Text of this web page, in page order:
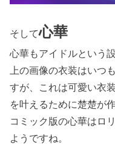
そして心華
心華もアイドルという設
上の画像の衣装はいつ
すが、これは可愛い衣
を叶えるために楚楚が
コミック版の心華はロ
ようですね。